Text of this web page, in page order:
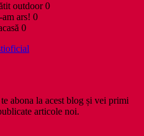
outdoor 0
ars! 0
0
abona la acest blog și vei primi
articole noi.